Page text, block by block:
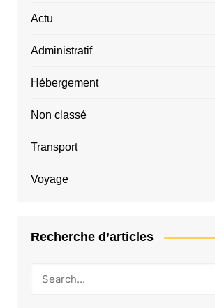
Actu
Administratif
Hébergement
Non classé
Transport
Voyage
Recherche d’articles